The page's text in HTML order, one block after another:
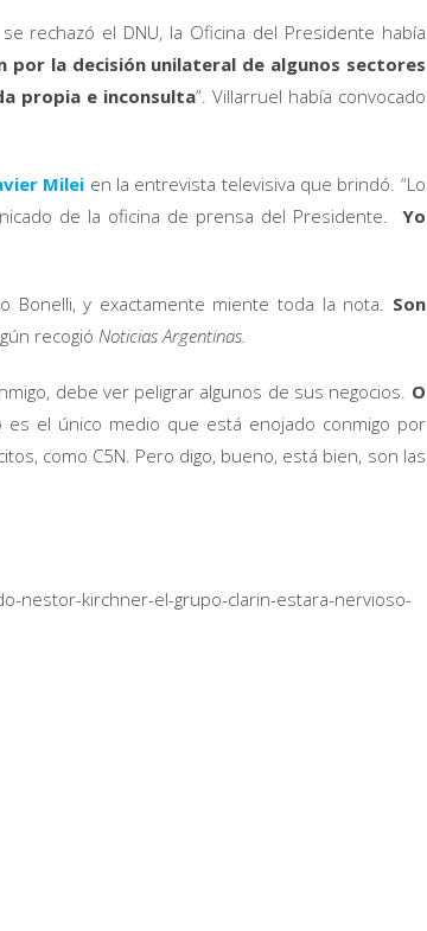
rechazó el DNU, la Oficina del Presidente había
por la decisión unilateral de algunos sectores
propia e inconsulta”. Villarruel había convocado
Milei en la entrevista televisiva que brindó. “Lo
de la oficina de prensa del Presidente. Yo
Bonelli, y exactamente miente toda la nota. Son
recogió Noticias Argentinas.
debe ver peligrar algunos de sus negocios. O
es el único medio que está enojado conmigo por
como C5N. Pero digo, bueno, está bien, son las
nestor-kirchner-el-grupo-clarin-estara-nervioso-